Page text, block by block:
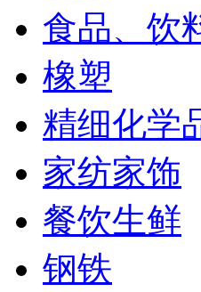
食品、饮
橡塑
精细化学
家纺家饰
餐饮生鲜
钢铁